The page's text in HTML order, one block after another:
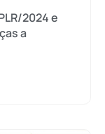
2024 e
a